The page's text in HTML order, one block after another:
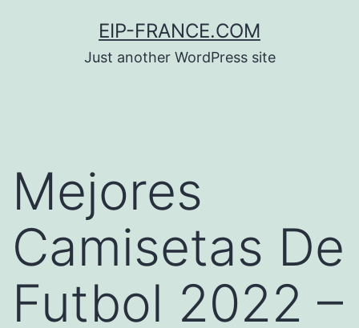
EIP-FRANCE.COM
Just another WordPress site
Mejores
Camisetas De
Futbol 2022 –